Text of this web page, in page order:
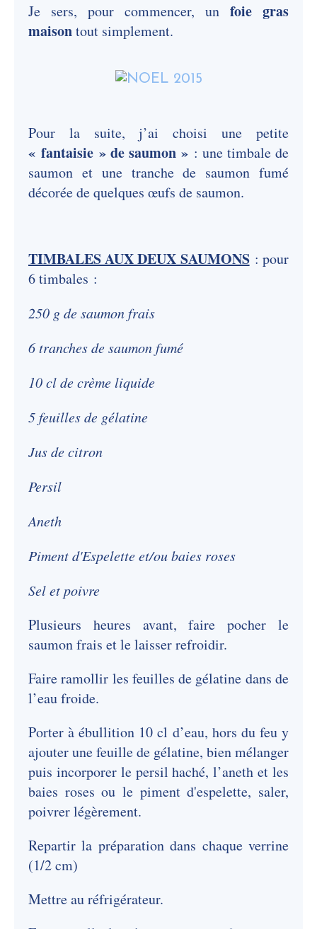
Je sers, pour commencer, un foie gras
maisontout simplement.
Pour la suite, j’ai choisi une petite
« fantaisie » de saumon » : une timbale de
saumon et une tranche de saumon fumé
décorée de quelques œufs de saumon.
TIMBALES AUX DEUX SAUMONS: pour
6 timbales :
250 g de saumon frais
6 tranches de saumon fumé
10 cl de crème liquide
5 feuilles de gélatine
Jus de citron
Persil
Aneth
Piment d'Espelette et/ou baies roses
Sel et poivre
Plusieurs heures avant, faire pocher le
saumon frais et le laisser refroidir.
Faire ramollir les feuilles de gélatine dans de
l’eau froide.
Porter à ébullition 10 cl d’eau, hors du feu y
ajouter une feuille de gélatine, bien mélanger
puis incorporer le persil haché, l’aneth et les
baies roses ou le piment d'espelette, saler,
poivrer légèrement.
Repartir la préparation dans chaque verrine
(1/2 cm)
Mettre au réfrigérateur.